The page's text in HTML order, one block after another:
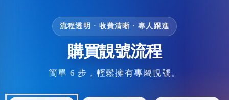
流程透明 · 收費清晰 · 專人跟進
購買靚號流程
簡單 6 步，輕鬆擁有專屬靚號。